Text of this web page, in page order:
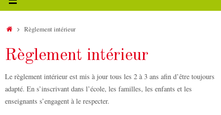
Accueil
Règlement intérieur
Règlement intérieur
Le règlement intérieur est mis à jour tous les 2 à 3 ans afin d’être toujours
adapté. En s’inscrivant dans l’école, les familles, les enfants et les
enseignants s’engagent à le respecter.